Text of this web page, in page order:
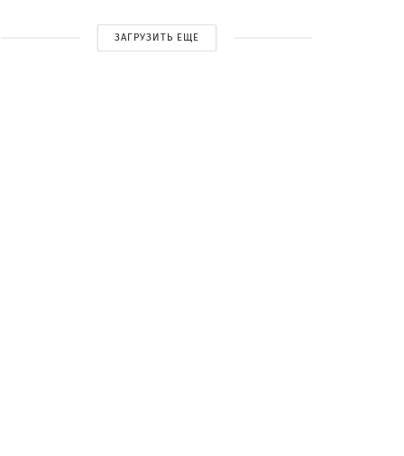
ЗАГРУЗИТЬ ЕЩЕ